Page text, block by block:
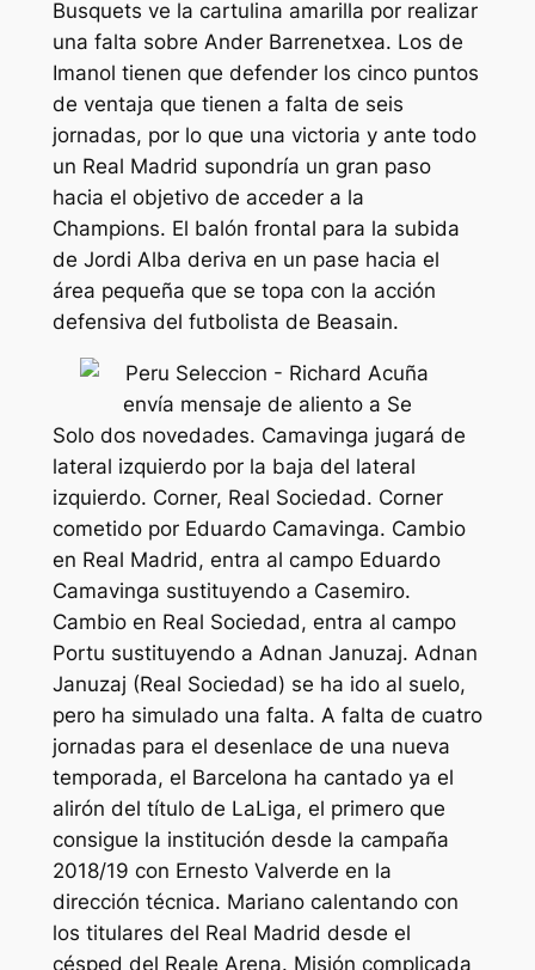
Busquets ve la cartulina amarilla por realizar
una falta sobre Ander Barrenetxea. Los de
Imanol tienen que defender los cinco puntos
de ventaja que tienen a falta de seis
jornadas, por lo que una victoria y ante todo
un Real Madrid supondría un gran paso
hacia el objetivo de acceder a la
Champions. El balón frontal para la subida
de Jordi Alba deriva en un pase hacia el
área pequeña que se topa con la acción
defensiva del futbolista de Beasain.
Solo dos novedades. Camavinga jugará de
lateral izquierdo por la baja del lateral
izquierdo. Corner, Real Sociedad. Corner
cometido por Eduardo Camavinga. Cambio
en Real Madrid, entra al campo Eduardo
Camavinga sustituyendo a Casemiro.
Cambio en Real Sociedad, entra al campo
Portu sustituyendo a Adnan Januzaj. Adnan
Januzaj (Real Sociedad) se ha ido al suelo,
pero ha simulado una falta. A falta de cuatro
jornadas para el desenlace de una nueva
temporada, el Barcelona ha cantado ya el
alirón del título de LaLiga, el primero que
consigue la institución desde la campaña
2018/19 con Ernesto Valverde en la
dirección técnica. Mariano calentando con
los titulares del Real Madrid desde el
césped del Reale Arena. Misión complicada